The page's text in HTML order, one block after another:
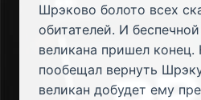
Шрэково болото всех
обитателей. И
великана пришел
пообещал вернуть
великан добудет ему